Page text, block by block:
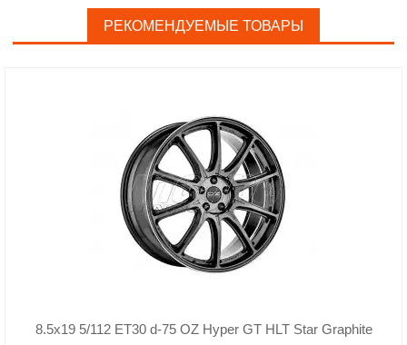
РЕКОМЕНДУЕМЫЕ ТОВАРЫ
8.5x19 5/112 ET30 d-75 OZ Hyper GT HLT Star Graphite